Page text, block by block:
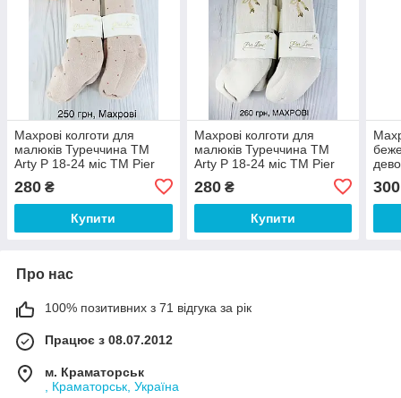
Махрові колготи для
малюків Туреччина ТМ
Arty Р 18-24 міс ТМ Pier
280 ₴
Купити
Махрові колготи для
малюків Туреччина ТМ
Arty Р 18-24 міс ТМ Pier
280₴
Купити
300
Про нас
100% позитивних з 71 відгука за рік
Працює з 08.07.2012
м. Краматорськ
, Краматорськ, Україна